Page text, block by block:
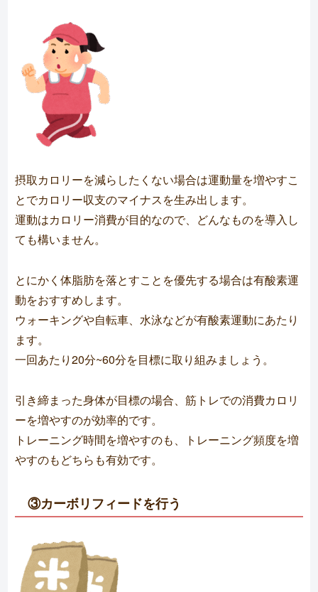
摂取カロリーを減らしたくない場合は運動量を増やすこ
とでカロリー収支のマイナスを生み出します。
運動はカロリー消費が目的なので、どんなものを導入し
ても構いません。
とにかく体脂肪を落とすことを優先する場合は有酸素運
動をおすすめします。
ウォーキングや自転車、水泳などが有酸素運動にあたり
ます。
一回あたり20分~60分を目標に取り組みましょう。
引き締まった身体が目標の場合、筋トレでの消費カロリ
ーを増やすのが効率的です。
トレーニング時間を増やすのも、トレーニング頻度を増
やすのもどちらも有効です。
③カーボリフィードを行う